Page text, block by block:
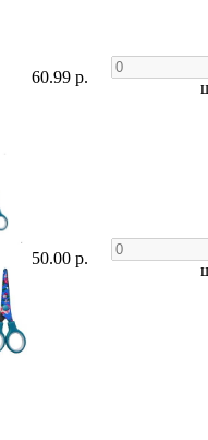
60.99 р.
50.00 р.